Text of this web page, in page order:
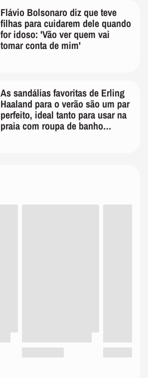
Flávio Bolsonaro diz que teve
filhas para cuidarem dele quando
for idoso: 'Vão ver quem vai
tomar conta de mim'
As sandálias favoritas de Erling
Haaland para o verão são um par
perfeito, ideal tanto para usar na
praia com roupa de banho